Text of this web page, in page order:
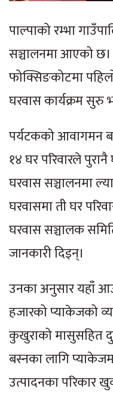
पाल्पाको रम्भा
सञ्चालनमा आएको
फोक्सिङकोटमा
घरवास कार्यक्रम सुरु
पर्यटकको आवागमन
१४ घर परिवारले
घरवास सञ्चालनमा
घरवासमा ती घर
घरवास सञ्चालक
जानकारी दिइन्।
उनका अनुसार यहाँ
हजारको प्याकेजको
कुखुराको मासुसहित
बस्नका लागि
उत्पादनका परिकार